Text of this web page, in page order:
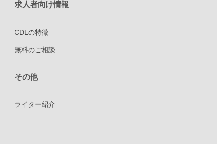
求人者向け情報
CDLの特徴
無料のご相談
その他
ライター紹介